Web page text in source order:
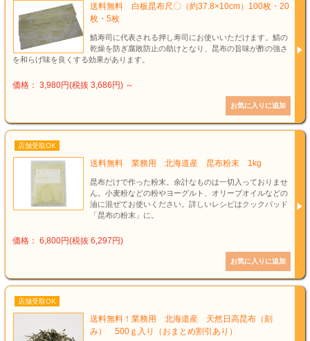
送料無料 白板昆布尺〇（約37.8×10cm）100枚・20
枚・5枚
鯖寿司に代表される押し寿司にお使いいただけます。鯖の
乾燥を防ぎ腐敗防止の助けとなり、昆布の旨味が酢の強さ
を和らげ味を良くする効果があります。
価格： 3,980円(税抜 3,686円) ～
店舗受取OK
送料無料 業務用 北海道産 昆布粉末 1kg
昆布だけで作った粉末。余計なものは一切入っておりませ
ん。小麦粉などの粉やヨーグルト、オリーブオイルなどの
油に混ぜてお使いください。詳しいレシピはクックパッド
「昆布の粉末」に。
価格： 6,800円(税抜 6,297円)
店舗受取OK
送料無料！業務用 北海道産 天然日高昆布（刻
み） 500ｇ入り（おまとめ割引あり）